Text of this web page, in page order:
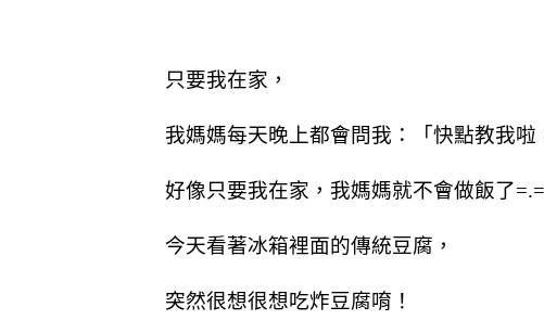
只要我在家，
我媽媽每天晚上都會問我：「快點教我啦
好像只要我在家，我媽媽就不會做飯了=.=
今天看著冰箱裡面的傳統豆腐，
突然很想很想吃炸豆腐唷！